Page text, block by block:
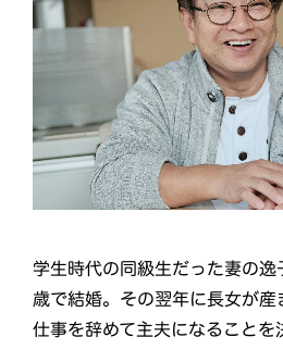
学生時代の同級生だった妻の
歳で結婚。その翌年に長女が
仕事を辞めて主夫になることを